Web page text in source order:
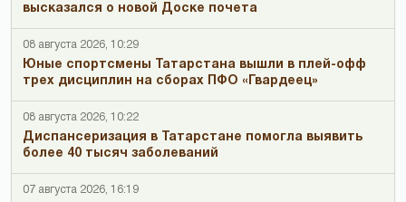
высказался о новой Доске почета
08 августа 2026, 10:29
Юные спортсмены Татарстана вышли в плей-офф
трех дисциплин на сборах ПФО «Гвардеец»
08 августа 2026, 10:22
Диспансеризация в Татарстане помогла выявить
более 40 тысяч заболеваний
07 августа 2026, 16:19